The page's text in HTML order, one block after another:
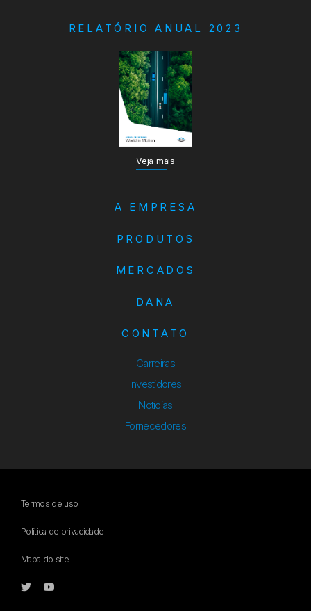
RELATÓRIO ANUAL 2023
Veja mais
A EMPRESA
PRODUTOS
MERCADOS
DANA
CONTATO
Carreiras
Investidores
Notícias
Fornecedores
Termos de uso
Política de privacidade
Mapa do site